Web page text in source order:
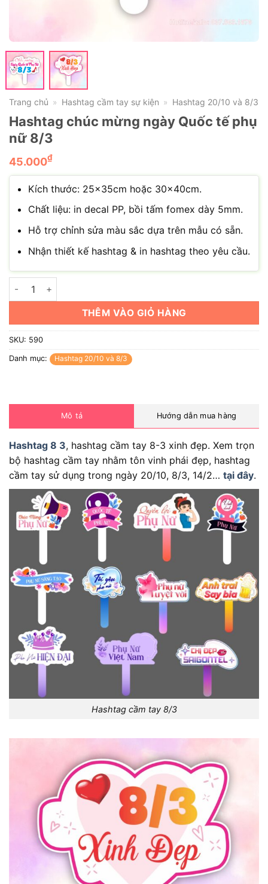
Trang chủ » Hashtag cầm tay sự kiện » Hashtag 20/10 và 8/3
Hashtag chúc mừng ngày Quốc tế phụ
nữ 8/3
45.000₫
Kích thước: 25x35cm hoặc 30x40cm.
Chất liệu: in decal PP, bồi tấm fomex dày 5mm.
Hỗ trợ chỉnh sửa màu sắc dựa trên mẫu có sẵn.
Nhận thiết kế hashtag & in hashtag theo yêu cầu.
Hashtag chúc mừng ngày Quốc tế phụ nữ 8/3 số lượng
THÊM VÀO GIỎ HÀNG
SKU: 590
Danh mục: Hashtag 20/10 và 8/3
Mô tả Hướng dẫn mua hàng
Hashtag 8 3, hashtag cầm tay 8-3 xinh đẹp. Xem trọn
bộ hashtag cầm tay nhằm tôn vinh phái đẹp, hashtag
cầm tay sử dụng trong ngày 20/10, 8/3, 14/2… tại đây.
Hashtag cầm tay 8/3